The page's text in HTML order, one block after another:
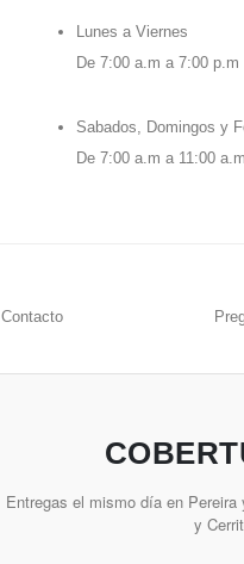
Lunes a Viernes
De 7:00 a.m a 7:00 p.m
Sabados, Domingos y
De 7:00 a.m a 11:00 a.m
Contacto
Entregas el mismo día en
y